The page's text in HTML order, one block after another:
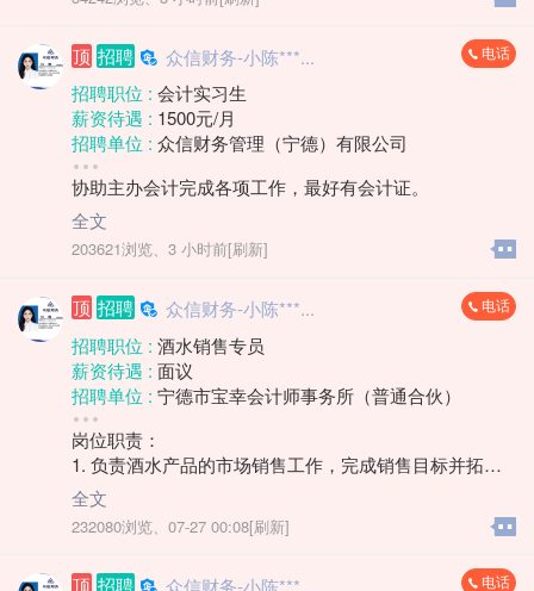
柘荣县 双城镇
2.能够独立完成帐套
上班时间：8.30-12.00 14:00-17:30周末双休，法定节假
日
顶 招聘 众信财务-小陈***... 电话
招聘职位 : 会计实习生
薪资待遇 : 1500元/月
招聘单位 : 众信财务管理（宁德）有限公司
招聘人数 :
性别要求 :女
年龄要求 :
学历要求 :
大专
地区 :柘荣县
协助主办会计完成各项工作，最好有会计证。
全文
203621浏览、 3 小时前[刷新]
顶 招聘 众信财务-小陈***... 电话
招聘职位 : 酒水销售专员
薪资待遇 : 面议
招聘单位 : 宁德市宝幸会计师事务所（普通合伙）
招聘人数 :
性别要求 :
学历要求 :学历不限
工作经验 :
地区 :柘荣县 双城镇
岗位职责：
1. 负责酒水产品的市场销售工作，完成销售目标并拓展
市场份额。
2. 开展客户开发与维护，通过多种方式建立稳定的客户
关系网络。
3. 收集市场反馈信息，协助制定销售策略和推广方案。
全文
232080浏览、 07-27 00:08[刷新]
顶 招聘 众信财务-小陈***... 电话